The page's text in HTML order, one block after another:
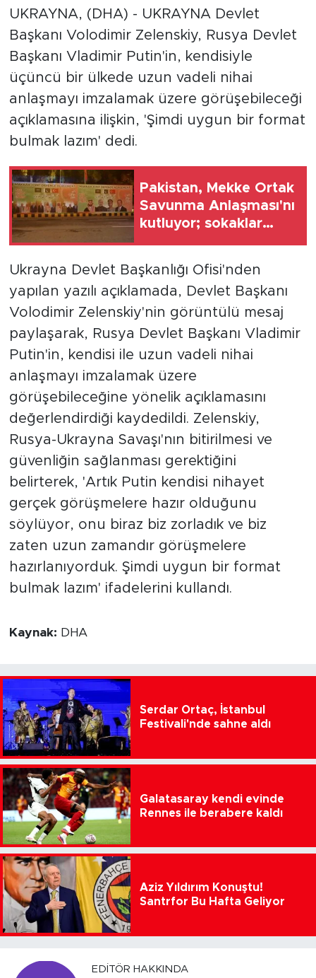
UKRAYNA, (DHA) - UKRAYNA Devlet
Başkanı Volodimir Zelenskiy, Rusya Devlet
Başkanı Vladimir Putin'in, kendisiyle
üçüncü bir ülkede uzun vadeli nihai
anlaşmayı imzalamak üzere görüşebileceği
açıklamasına ilişkin, 'Şimdi uygun bir format
bulmak lazım' dedi.
Pakistan, Mekke Ortak
Savunma Anlaşması'nı
kutluyor; sokaklar
bayraklarıyla süslendi
Ukrayna Devlet Başkanlığı Ofisi'nden
yapılan yazılı açıklamada, Devlet Başkanı
Volodimir Zelenskiy'nin görüntülü mesaj
paylaşarak, Rusya Devlet Başkanı Vladimir
Putin'in, kendisi ile uzun vadeli nihai
anlaşmayı imzalamak üzere
görüşebileceğine yönelik açıklamasını
değerlendirdiği kaydedildi. Zelenskiy,
Rusya-Ukrayna Savaşı'nın bitirilmesi ve
güvenliğin sağlanması gerektiğini
belirterek, 'Artık Putin kendisi nihayet
gerçek görüşmelere hazır olduğunu
söylüyor, onu biraz biz zorladık ve biz
zaten uzun zamandır görüşmelere
hazırlanıyorduk. Şimdi uygun bir format
bulmak lazım' ifadelerini kullandı.
Kaynak: DHA
Serdar Ortaç, İstanbul
Festivali'nde sahne aldı
Galatasaray kendi evinde
Rennes ile berabere kaldı
Aziz Yıldırım Konuştu!
Santrfor Bu Hafta Geliyor
EDITÖR HAKKINDA